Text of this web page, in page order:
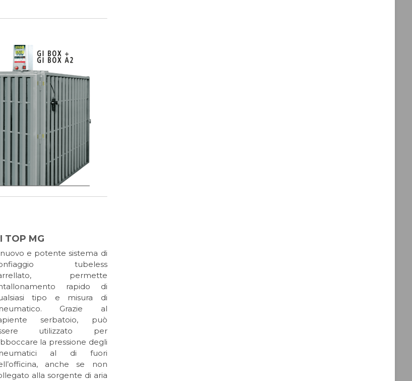
TOP MG
e potente sistema di
tubeless
permette
rapido di
tipo e misura di
Grazie al
serbatoio, può
utilizzato per
la pressione degli
al di fuori
anche se non
alla sorgente di aria